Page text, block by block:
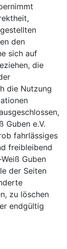
den
sich auf
die
die Nutzung
Guben e.V.
fahrlässiges
freibleibend
Guben
der Seiten
zu löschen
endgültig